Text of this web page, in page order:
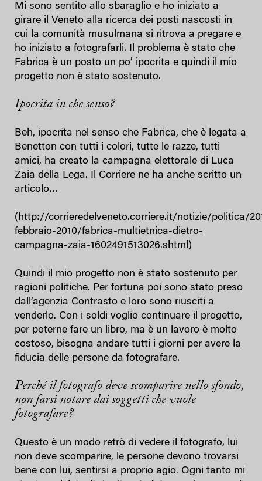
Mi sono sentito allo sbaraglio e ho iniziato a
girare il Veneto alla ricerca dei posti nascosti in
cui la comunità musulmana si ritrova a pregare e
ho iniziato a fotografarli. Il problema è stato che
Fabrica è un posto un po’ ipocrita e quindi il mio
progetto non è stato sostenuto.
Ipocrita in che senso?
Beh, ipocrita nel senso che Fabrica, che è legata a
Benetton con tutti i colori, tutte le razze, tutti
amici, ha creato la campagna elettorale di Luca
Zaia della Lega. Il Corriere ne ha anche scritto un
articolo…
(http://corrieredelveneto.corriere.it/notizie/politica/
febbraio-2010/fabrica-multietnica-dietro-
campagna-zaia-1602491513026.shtml)
Quindi il mio progetto non è stato sostenuto per
ragioni politiche. Per fortuna poi sono stato preso
dall’agenzia Contrasto e loro sono riusciti a
venderlo. Con i soldi voglio continuare il progetto,
per poterne fare un libro, ma è un lavoro è molto
costoso, bisogna andare tutti i giorni per avere la
fiducia delle persone da fotografare.
Perché il fotografo deve scomparire nello sfondo,
non farsi notare dai soggetti che vuole
fotografare?
Questo è un modo retrò di vedere il fotografo, lui
non deve scomparire, le persone devono trovarsi
bene con lui, sentirsi a proprio agio. Ogni tanto mi